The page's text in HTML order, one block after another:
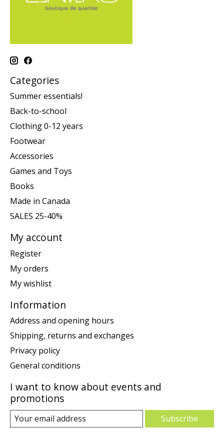
Categories
Summer essentials!
Back-to-school
Clothing 0-12 years
Footwear
Accessories
Games and Toys
Books
Made in Canada
SALES 25-40%
My account
Register
My orders
My wishlist
Information
Address and opening hours
Shipping, returns and exchanges
Privacy policy
General conditions
I want to know about events and
promotions
Subscribe